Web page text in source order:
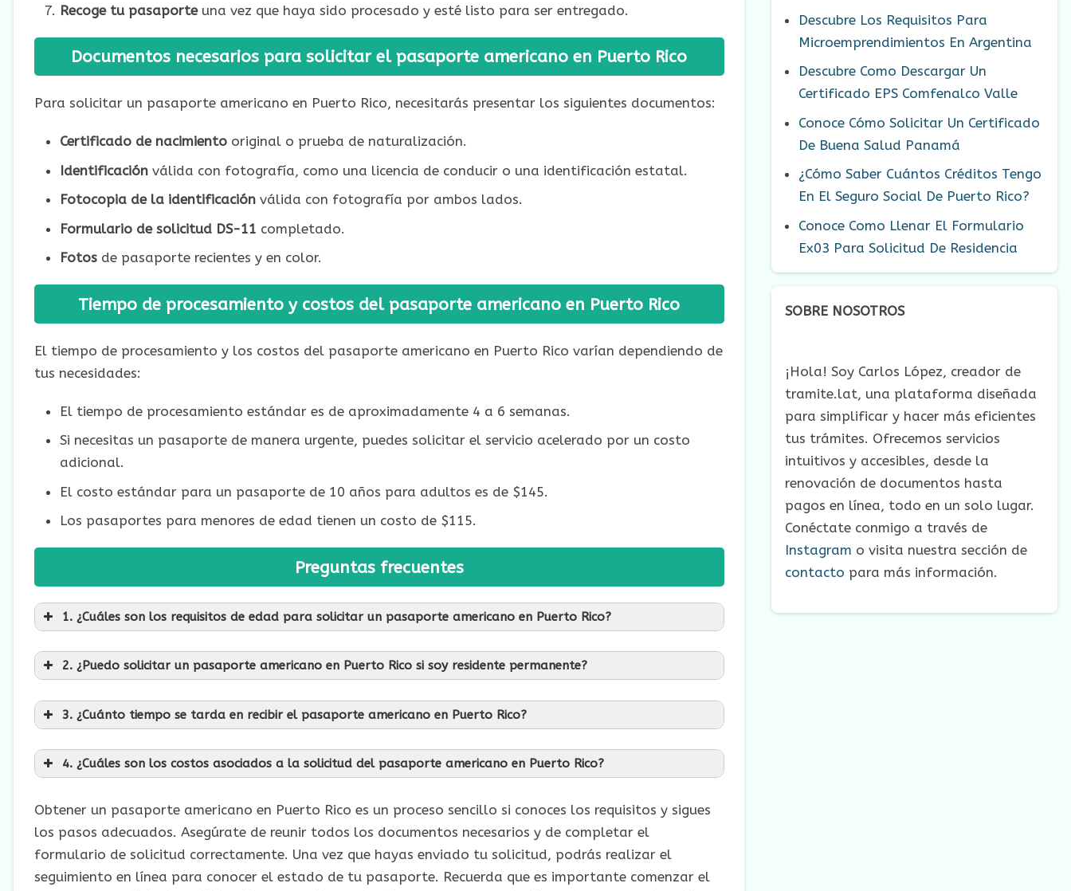
Recoge tu pasaporteuna vez que haya sido procesado y esté listo para ser entregado.
Documentos necesarios para solicitar el pasaporte americano en Puerto Rico
Para solicitar un pasaporte americano en Puerto Rico, necesitarás presentar los siguientes documentos:
Certificado de nacimientooriginal o prueba de naturalización.
Identificaciónválida con fotografía, como una licencia de conducir o una identificación estatal.
Fotocopia de la identificaciónválida con fotografía por ambos lados.
Formulario de solicitud DS-11 completado.
Fotosde pasaporte recientes y en color.
Tiempo de procesamiento y costos del pasaporte americano en Puerto Rico
El tiempo de procesamiento y los costos del pasaporte americano en Puerto Rico varían dependiendo de
tus necesidades:
El tiempo de procesamiento estándar es de aproximadamente 4 a 6 semanas.
Si necesitas un pasaporte de manera urgente, puedes solicitar el servicio acelerado por un costo
adicional.
El costo estándar para un pasaporte de 10 años para adultos es de $145.
Los pasaportes para menores de edad tienen un costo de $115.
Preguntas frecuentes
1. ¿Cuáles son los requisitos de edad para solicitar un pasaporte americano en Puerto Rico?
2. ¿Puedo solicitar un pasaporte americano en Puerto Rico si soy residente permanente?
3. ¿Cuánto tiempo se tarda en recibir el pasaporte americano en Puerto Rico?
4. ¿Cuáles son los costos asociados a la solicitud del pasaporte americano en Puerto Rico?
Obtener un pasaporte americano en Puerto Rico es un proceso sencillo si conoces los requisitos y sigues
los pasos adecuados. Asegúrate de reunir todos los documentos necesarios y de completar el
formulario de solicitud correctamente. Una vez que hayas enviado tu solicitud, podrás realizar el
seguimiento en línea para conocer el estado de tu pasaporte. Recuerda que es importante comenzar el
Descubre Los Requisitos Para
Microemprendimientos En Argentina
Descubre Como Descargar Un
Certificado EPS Comfenalco Valle
Conoce Cómo Solicitar Un Certificado
De Buena Salud Panamá
¿Cómo Saber Cuántos Créditos Tengo
En El Seguro Social De Puerto Rico?
Conoce Como Llenar El Formulario
Ex03 Para Solicitud De Residencia
SOBRE NOSOTROS
¡Hola! Soy Carlos López, creador de
tramite.lat, una plataforma diseñada
para simplificar y hacer más eficientes
tus trámites. Ofrecemos servicios
intuitivos y accesibles, desde la
renovación de documentos hasta
pagos en línea, todo en un solo lugar.
Conéctate conmigo a través de
Instagram o visita nuestra sección de
contacto para más información.